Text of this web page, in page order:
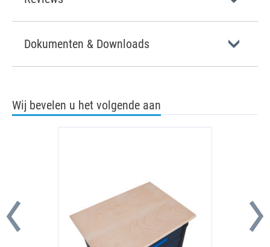
Dokumenten & Downloads
Wij bevelen u het volgende aan